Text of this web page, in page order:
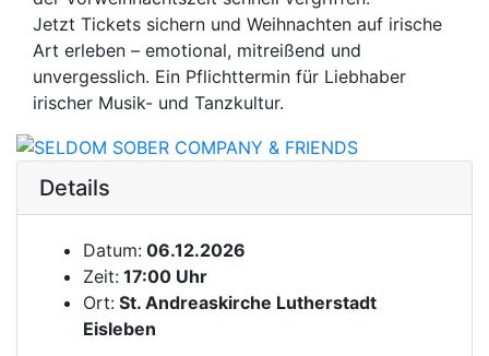
Jetzt Tickets sichern und Weihnachten auf irische
Art erleben – emotional, mitreißend und
unvergesslich. Ein Pflichttermin für Liebhaber
irischer Musik- und Tanzkultur.
Details
Datum: 06.12.2026
Zeit: 17:00 Uhr
Ort: St. Andreaskirche Lutherstadt
Eisleben